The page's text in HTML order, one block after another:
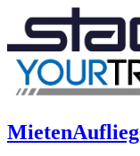
Mieten